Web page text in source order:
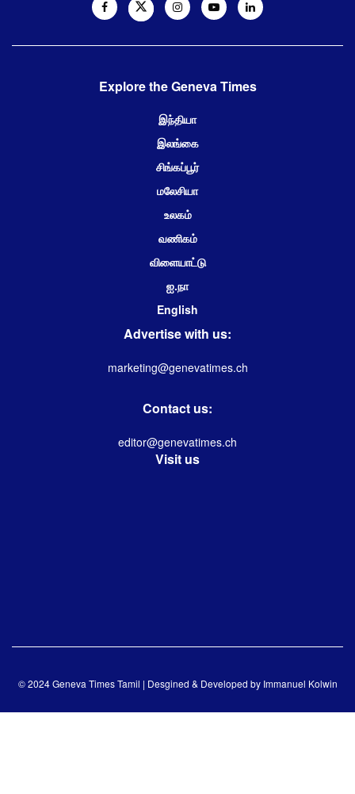
Explore the Geneva Times
இந்தியா
இலங்கை
சிங்கப்பூர்
மலேசியா
உலகம்
வணிகம்
விளையாட்டு
ஐ.நா
English
Advertise with us:
marketing@genevatimes.ch
Contact us:
editor@genevatimes.ch
Visit us
© 2024 Geneva Times Tamil | Desgined & Developed by Immanuel Kolwin